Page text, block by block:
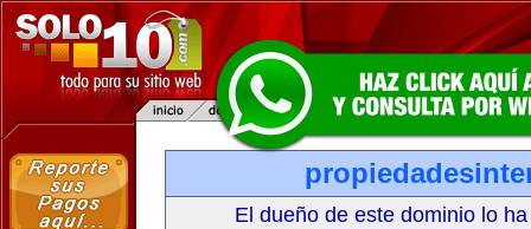
El dueño de este dominio lo